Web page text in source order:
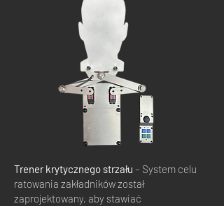
Trener krytycznego strzału – System celu
ratowania zakładników został
zaprojektowany, aby stawiać